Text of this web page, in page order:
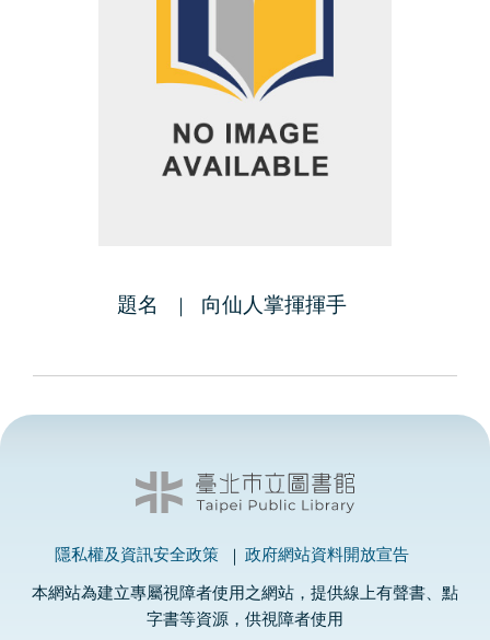
題名 向仙人掌揮揮手
隱私權及資訊安全政策 政府網站資料開放宣告
本網站為建立專屬視障者使用之網站，提供線上有聲書、點
字書等資源，供視障者使用